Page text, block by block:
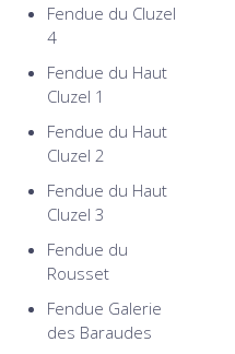
Fendue du Cluzel
4
Fendue du Haut
Cluzel 1
Fendue du Haut
Cluzel 2
Fendue du Haut
Cluzel 3
Fendue du
Rousset
Fendue Galerie
des Baraudes